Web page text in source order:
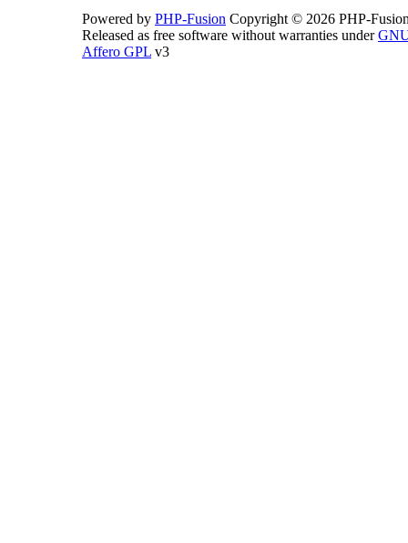
Powered by PHP-Fusion Copyright © 2026 PHP-
Released as free software without warranties under
Affero GPL v3